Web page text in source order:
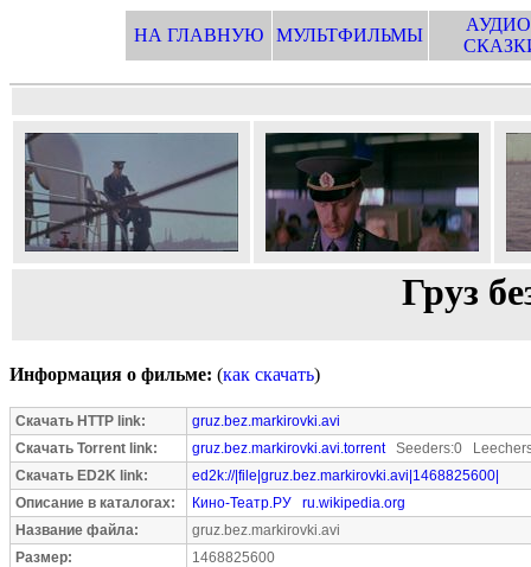
НА ГЛАВНУЮ МУЛЬТФИЛЬМЫ
Груз
Информация о фильме: (как скачать)
Скачать HTTP link:
gruz.bez.markirovki.avi
Скачать Torrent link:
gruz.bez.markirovki.avi.torrentSeeders:0
Скачать ED2K link:
ed2k://|file|gruz.bez.markirovki.avi|1468825600|
Описание в каталогах:
Кино-Театр.РУ
ru.wikipedia.org
Название файла:
gruz.bez.markirovki.avi
Размер:
1468825600